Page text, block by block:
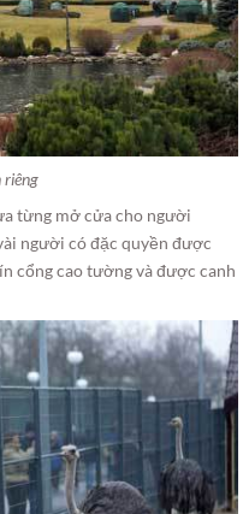
riêng
từng mở cửa cho người
người có đặc quyền được
cổng cao tường và được canh